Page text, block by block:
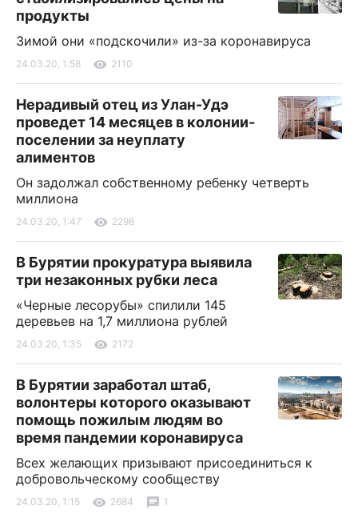
продукты
Зимой они «подскочили» из-за коронавируса
24.03.20, 1:58 2110
Нерадивый отец из Улан-Удэ
проведет 14 месяцев в колонии-
поселении за неуплату
алиментов
Он задолжал собственному ребенку четверть
миллиона
24.03.20, 1:47 2298
В Бурятии прокуратура выявила
три незаконных рубки леса
«Черные лесорубы» спилили 145
деревьев на 1,7 миллиона рублей
24.03.20, 1:35 2172
В Бурятии заработал штаб,
волонтеры которого оказывают
помощь пожилым людям во
время пандемии коронавируса
Всех желающих призывают присоединиться к
добровольческому сообществу
24.03.20, 1:15 2684 1